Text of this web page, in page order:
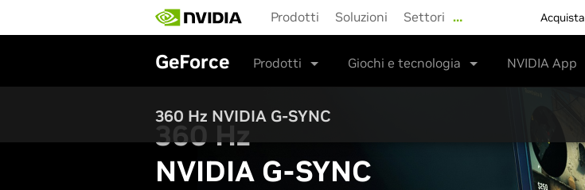
main
Prodotti Soluzioni Settori … Acquista
GeForce Prodotti Giochi e tecnologia NVIDIA App
360 Hz NVIDIA G-SYNC
360 Hz
NVIDIA G-SYNC